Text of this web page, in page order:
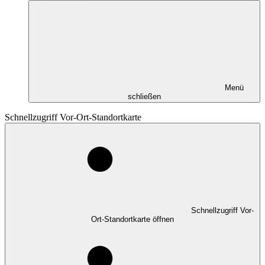
Menü
schließen
Schnellzugriff Vor-Ort-Standortkarte
Schnellzugriff Vor-
Ort-Standortkarte öffnen